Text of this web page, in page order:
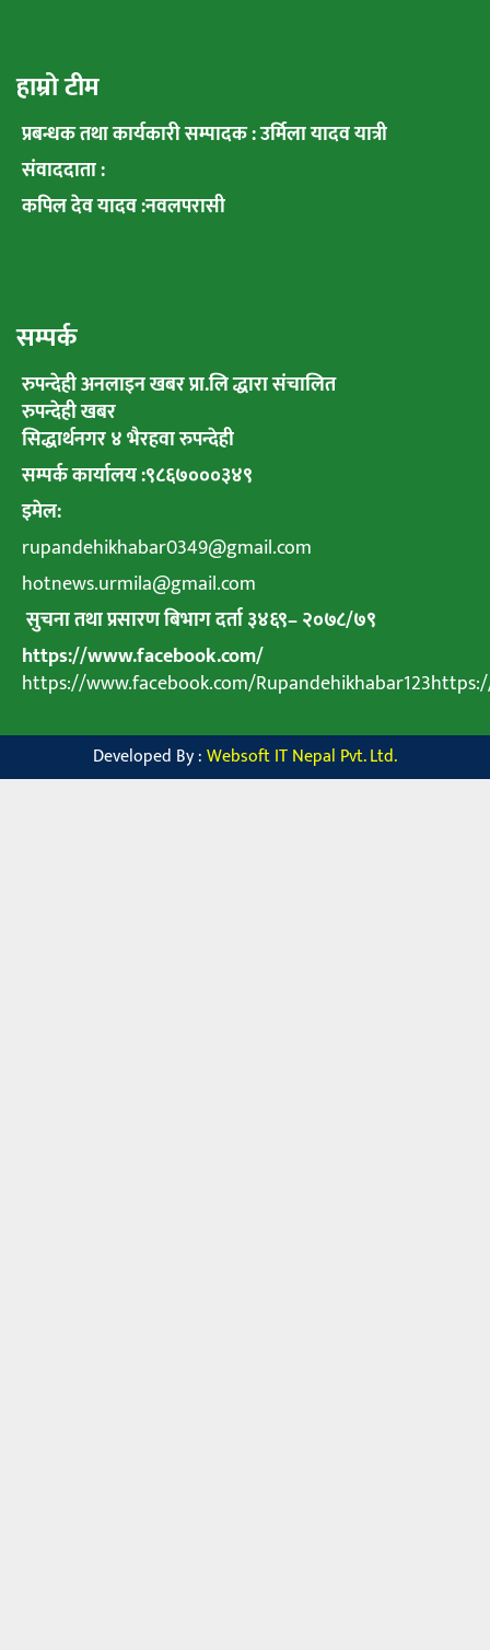
हाम्रो टीम
प्रबन्धक तथा कार्यकारी सम्पादक : उर्मिला यादव यात्री
संवाददाता :
कपिल देव यादव :नवलपरासी
सम्पर्क
रुपन्देही अनलाइन खबर प्रा.लि द्धारा संचालित
रुपन्देही खबर
सिद्धार्थनगर ४ भैरहवा रुपन्देही
सम्पर्क कार्यालय :९८६७०००३४९
इमेल:
rupandehikhabar0349@gmail.com
hotnews.urmila@gmail.com
सुचना तथा प्रसारण बिभाग दर्ता ३४६९–२०७८/७९
https://www.facebook.com/
https://www.facebook.com/
Developed By :Websoft IT Nepal Pvt. Ltd.